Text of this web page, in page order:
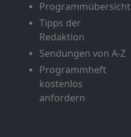
Programmübersicht
Tipps der
Redaktion
Sendungen von A-Z
Programmheft
kostenlos
anfordern